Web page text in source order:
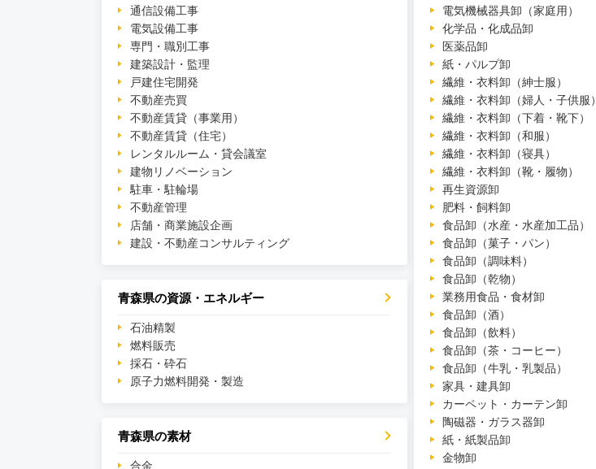
通信設備工事
電気設備工事
専門・職別工事
建築設計・監理
戸建住宅開発
不動産売買
不動産賃貸（事業用）
不動産賃貸（住宅）
レンタルルーム・貸会議室
建物リノベーション
駐車・駐輪場
不動産管理
店舗・商業施設企画
建設・不動産コンサルティング
青森県の資源・エネルギー
石油精製
燃料販売
採石・砕石
原子力燃料開発・製造
青森県の素材
合金
電気機械器具卸（家庭用）
化学品・化成品卸
医薬品卸
紙・パルプ卸
繊維・衣料卸（紳士服）
繊維・衣料卸（婦人・子供服）
繊維・衣料卸（下着・靴下）
繊維・衣料卸（和服）
繊維・衣料卸（寝具）
繊維・衣料卸（靴・履物）
再生資源卸
肥料・飼料卸
食品卸（水産・水産加工品）
食品卸（菓子・パン）
食品卸（調味料）
食品卸（乾物）
業務用食品・食材卸
食品卸（酒）
食品卸（飲料）
食品卸（茶・コーヒー）
食品卸（牛乳・乳製品）
家具・建具卸
カーペット・カーテン卸
陶磁器・ガラス器卸
紙・紙製品卸
金物卸